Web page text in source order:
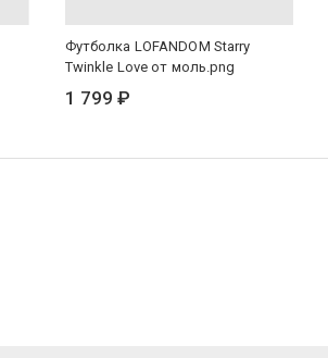
Футболка LOFANDOM Starry
Twinkle Love от моль.png
1 799 ₽